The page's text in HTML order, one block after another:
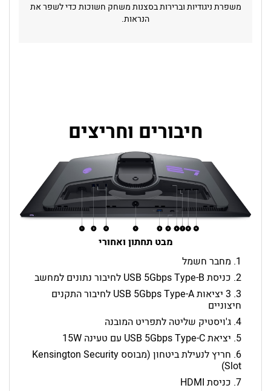
משפרת ניגודיות וברירות בסצנות משחק חשוכות כדי לשפר את
הנראות.
חיבורים וחריצים
מבט תחתון ואחורי
מחבר חשמל
כניסת USB 5Gbps Type-B לחיבור נתונים למחשב
3 יציאות USB 5Gbps Type-A לחיבור התקנים
חיצוניים
ג'ויסטיק שליטה לתפריט המובנה
יציאת USB 5Gbps Type-C עם טעינה 15W
חריץ לנעילת ביטחון (מבוסס Kensington Security
Slot)
כניסת HDMI